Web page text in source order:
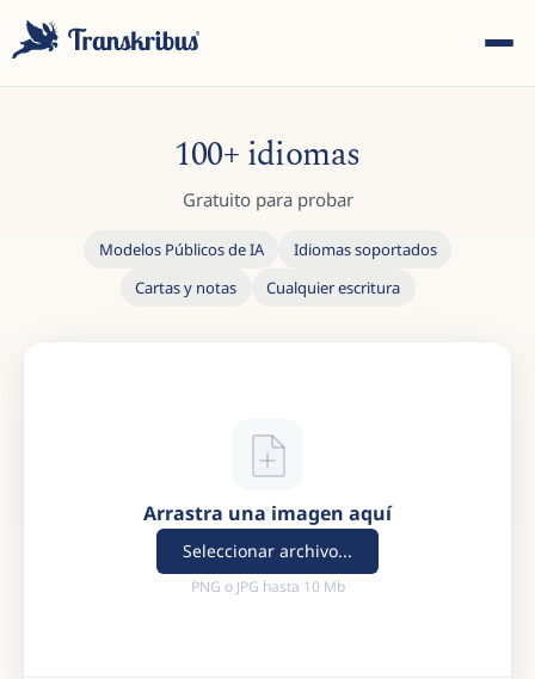
100+ idiomas
Gratuito para probar
Modelos Públicos de IA
Idiomas soportados
Cartas y notas
Cualquier escritura
Arrastra una imagen aquí
Seleccionar archivo...
PNG o JPG hasta 10 Mb